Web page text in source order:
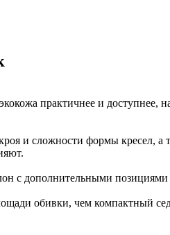
практичнее и
и сложности формы кресел,
с дополнительными
обивки, чем компактный